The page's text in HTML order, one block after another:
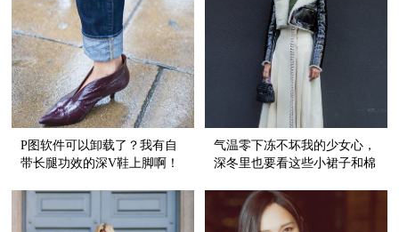
P图软件可以卸载了？我有自
带长腿功效的深V鞋上脚啊！
气温零下冻不坏我的少女心，
深冬里也要看这些小裙子和棉